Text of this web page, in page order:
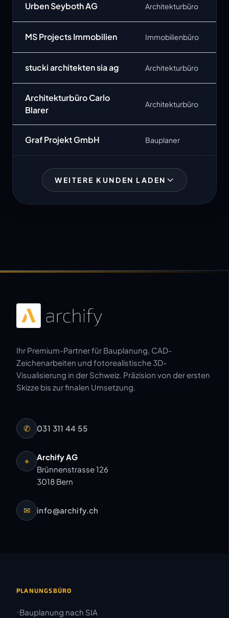
Urben Seyboth AG Architekturbüro
MS Projects Immobilien Immobilienbüro
stucki architekten sia ag Architekturbüro
Architekturbüro Carlo
Blarer
Architekturbüro
Graf Projekt GmbH Bauplaner
WEITERE KUNDEN LADEN
Ihr Premium-Partner für Bauplanung, CAD-
Zeichenarbeiten und fotorealistische 3D-
Visualisierung in der Schweiz. Präzision von der ersten
Skizze bis zur finalen Umsetzung.
✆ 031 311 44 55
⌖
Archify AG
Brünnenstrasse 126
3018 Bern
✉ info@archify.ch
PLANUNGSBÜRO
Bauplanung nach SIA